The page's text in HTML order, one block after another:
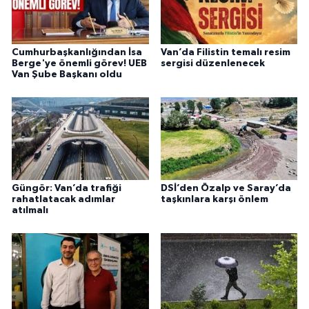
Cumhurbaşkanlığından İsa
Berge'ye önemli görev! UEB
Van Şube Başkanı oldu
Van’da Filistin temalı resim
sergisi düzenlenecek
Güngör: Van’da trafiği
rahatlatacak adımlar
atılmalı
DSİ’den Özalp ve Saray’da
taşkınlara karşı önlem